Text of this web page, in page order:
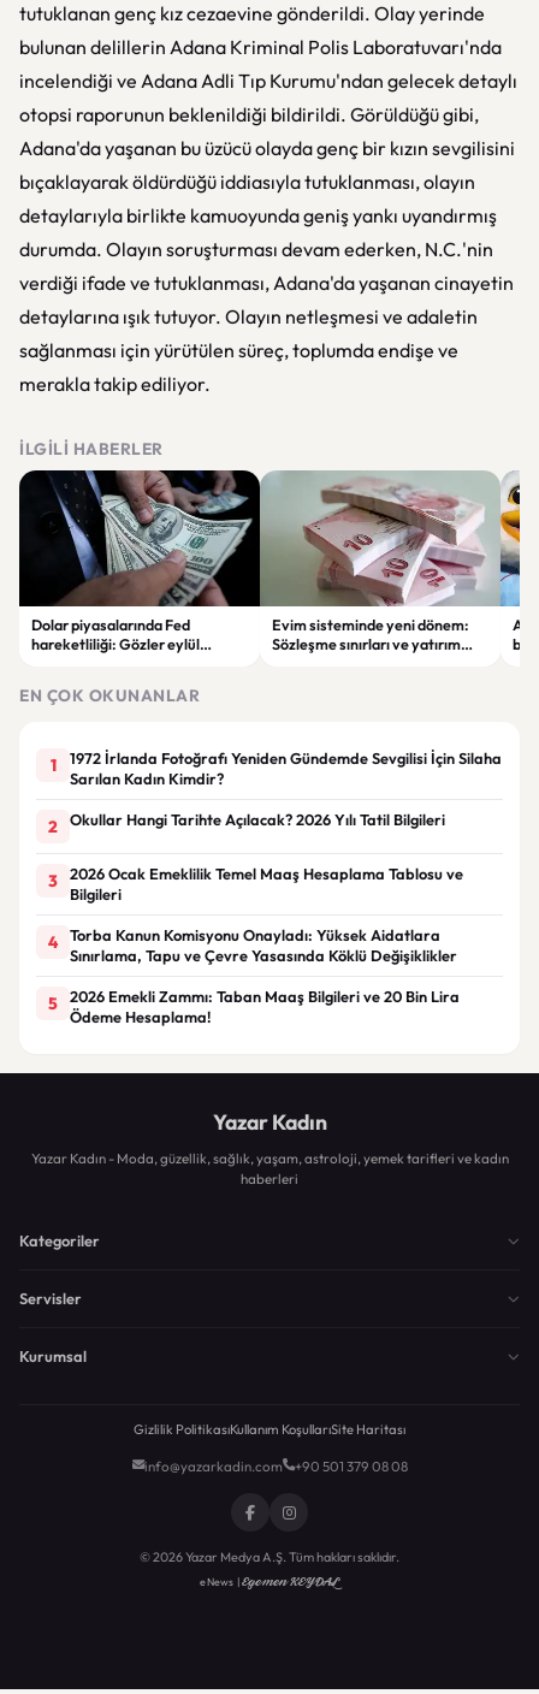
tutuklanan genç kız cezaevine gönderildi. Olay yerinde
bulunan delillerin Adana Kriminal Polis Laboratuvarı'nda
incelendiği ve Adana Adli Tıp Kurumu'ndan gelecek detaylı
otopsi raporunun beklenildiği bildirildi. Görüldüğü gibi,
Adana'da yaşanan bu üzücü olayda genç bir kızın sevgilisini
bıçaklayarak öldürdüğü iddiasıyla tutuklanması, olayın
detaylarıyla birlikte kamuoyunda geniş yankı uyandırmış
durumda. Olayın soruşturması devam ederken, N.C.'nin
verdiği ifade ve tutuklanması, Adana'da yaşanan cinayetin
detaylarına ışık tutuyor. Olayın netleşmesi ve adaletin
sağlanması için yürütülen süreç, toplumda endişe ve
merakla takip ediliyor.
İLGILI HABERLER
Dolar piyasalarında Fed
hareketliliği: Gözler eylül
Evim sisteminde yeni dönem:
Sözleşme sınırları ve yatırım
EN ÇOK OKUNANLAR
1
1972 İrlanda Fotoğrafı Yeniden Gündemde Sevgilisi İçin Silaha
Sarılan Kadın Kimdir?
2 Okullar Hangi Tarihte Açılacak? 2026 Yılı Tatil Bilgileri
3
2026 Ocak Emeklilik Temel Maaş Hesaplama Tablosu ve
Bilgileri
4
Torba Kanun Komisyonu Onayladı: Yüksek Aidatlara
Sınırlama, Tapu ve Çevre Yasasında Köklü Değişiklikler
5
2026 Emekli Zammı: Taban Maaş Bilgileri ve 20 Bin Lira
Ödeme Hesaplama!
Yazar Kadın
Yazar Kadın - Moda, güzellik, sağlık, yaşam, astroloji, yemek tarifleri ve kadın
haberleri
Kategoriler
Servisler
Kurumsal
Gizlilik PolitikasıKullanım KoşullarıSite Haritası
info@yazarkadin.com +90 501 379 08 08
© 2026 Yazar Medya A.Ş. Tüm hakları saklıdır.
eNews |Egemen KEYDAL